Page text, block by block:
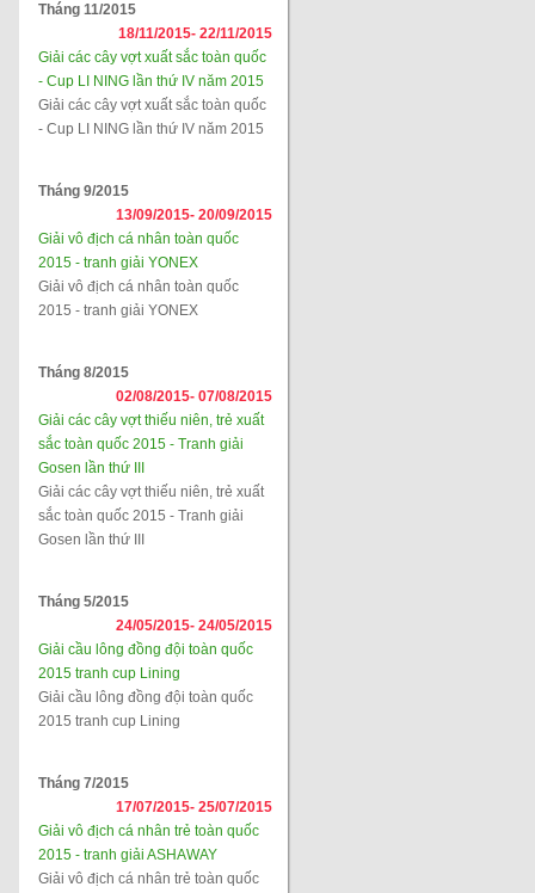
Tháng 11/2015
18/11/2015- 22/11/2015
Giải các cây vợt xuất sắc toàn quốc
- Cup LI NING lần thứ IV năm 2015
Giải các cây vợt xuất sắc toàn quốc
- Cup LI NING lần thứ IV năm 2015
Tháng 9/2015
13/09/2015- 20/09/2015
Giải vô địch cá nhân toàn quốc
2015 - tranh giải YONEX
Giải vô địch cá nhân toàn quốc
2015 - tranh giải YONEX
Tháng 8/2015
02/08/2015- 07/08/2015
Giải các cây vợt thiếu niên, trẻ xuất
sắc toàn quốc 2015 - Tranh giải
Gosen lần thứ III
Giải các cây vợt thiếu niên, trẻ xuất
sắc toàn quốc 2015 - Tranh giải
Gosen lần thứ III
Tháng 5/2015
24/05/2015- 24/05/2015
Giải cầu lông đồng đội toàn quốc
2015 tranh cup Lining
Giải cầu lông đồng đội toàn quốc
2015 tranh cup Lining
Tháng 7/2015
17/07/2015- 25/07/2015
Giải vô địch cá nhân trẻ toàn quốc
2015 - tranh giải ASHAWAY
Giải vô địch cá nhân trẻ toàn quốc